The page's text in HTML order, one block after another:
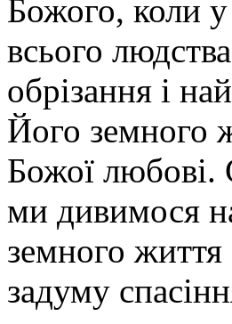
Божого, коли у
всього
обрізання і
Його земного
Божої любові.
ми дивимося
земного
задуму